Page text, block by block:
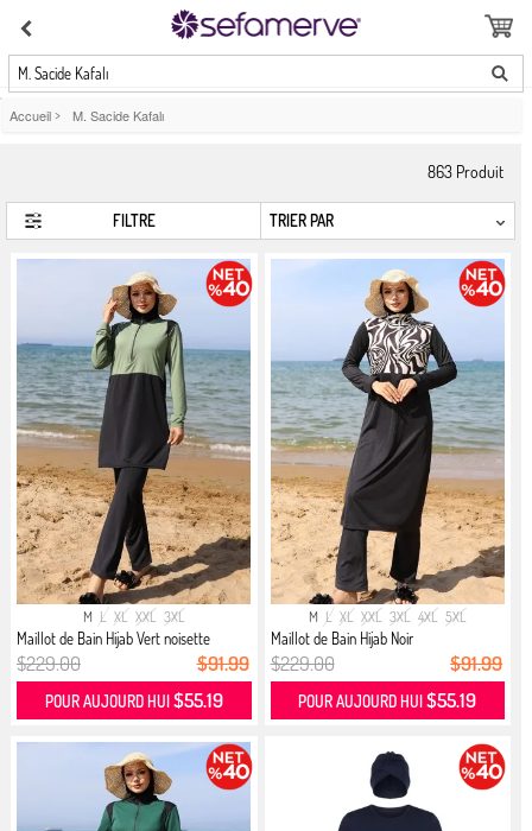
M. Sacide Kafalı
Accueil > M. Sacide Kafalı
863 Produit
FILTRE
M L XL XXL 3XL
Maillot de Bain Hijab Vert noisette
$229.00 $91.99
POUR AUJOURD HUI $55.19
M L XL XXL 3XL 4XL 5XL
Maillot de Bain Hijab Noir
$229.00 $91.99
POUR AUJOURD HUI$55.19